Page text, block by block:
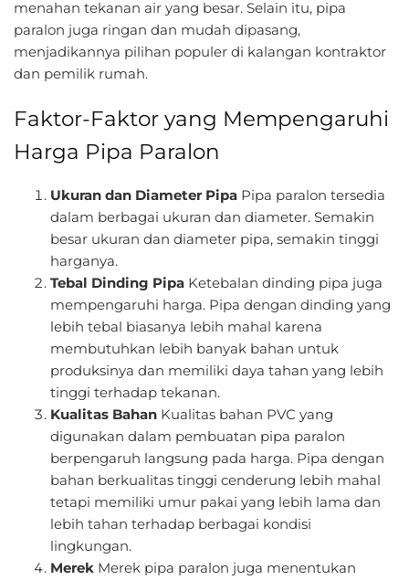
menahan tekanan air yang besar. Selain itu, pipa
paralon juga ringan dan mudah dipasang,
menjadikannya pilihan populer di kalangan kontraktor
dan pemilik rumah.
Faktor-Faktor yang Mempengaruhi
Harga Pipa Paralon
Ukuran dan Diameter Pipa Pipa paralon tersedia
dalam berbagai ukuran dan diameter. Semakin
besar ukuran dan diameter pipa, semakin tinggi
harganya.
Tebal Dinding Pipa Ketebalan dinding pipa juga
mempengaruhi harga. Pipa dengan dinding yang
lebih tebal biasanya lebih mahal karena
membutuhkan lebih banyak bahan untuk
produksinya dan memiliki daya tahan yang lebih
tinggi terhadap tekanan.
Kualitas Bahan Kualitas bahan PVC yang
digunakan dalam pembuatan pipa paralon
berpengaruh langsung pada harga. Pipa dengan
bahan berkualitas tinggi cenderung lebih mahal
tetapi memiliki umur pakai yang lebih lama dan
lebih tahan terhadap berbagai kondisi
lingkungan.
Merek Merek pipa paralon juga menentukan